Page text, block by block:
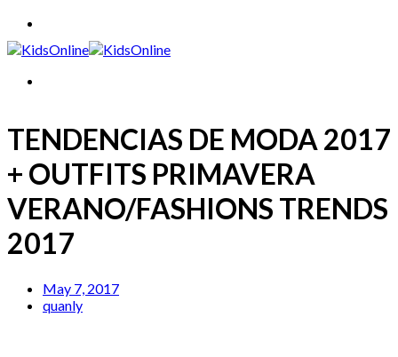
Skip
to
content
TENDENCIAS DE MODA 2017
+ OUTFITS PRIMAVERA
VERANO/FASHIONS TRENDS
2017
May 7, 2017
quanly